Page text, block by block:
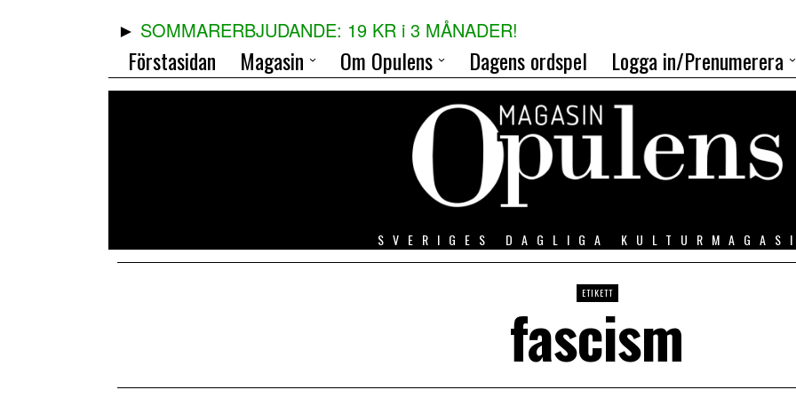
SOMMARERBJUDANDE: 19 KR i 3 MÅNADER!
Förstasidan Magasin Om Opulens Dagens ordspel Logga in/Prenumerera
SVERIGES DAGLIGA
ETIKETT
fascism